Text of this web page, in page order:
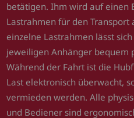
betätigen. Ihm wird auf einen
Lastrahmen für den Transport
einzelne Lastrahmen lässt
jeweiligen Anhänger bequem
Während der Fahrt ist die
Last elektronisch überwacht,
vermieden werden. Alle
und Bediener sind